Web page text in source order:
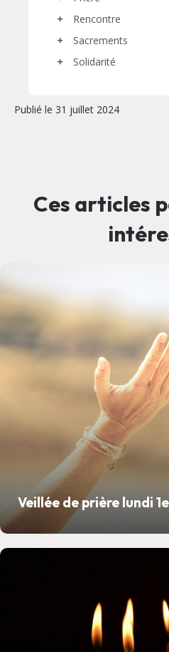
Rencontre
Sacrements
Solidarité
Publié le 31 juillet 2024
Ces articles
Veillée de prière lundi